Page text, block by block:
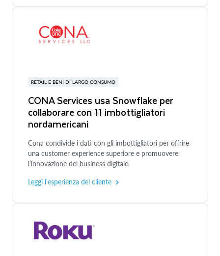
RETAIL E BENI DI LARGO CONSUMO
CONA Services usa Snowflake per
collaborare con 11 imbottigliatori
nordamericani
Cona condivide i dati con gli imbottigliatori per offrire
una customer experience superiore e promuovere
l’innovazione del business digitale.
Leggi l’esperienza del cliente